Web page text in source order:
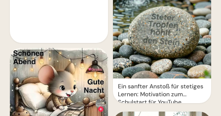
Ein sanfter Anstoß für stetiges
Lernen: Motivation zum
Schulstart für YouTube.